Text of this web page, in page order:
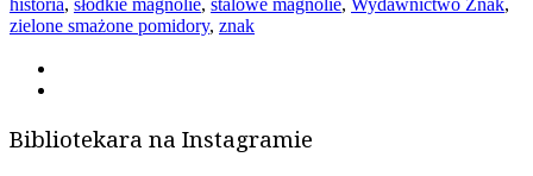
zielone smażone pomidory, znak
Bibliotekara na Instagramie